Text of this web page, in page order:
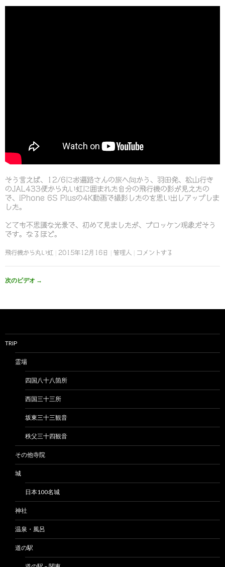
そう言えば、12/6にお遍路さんの旅へ向かう、羽田発、松山行き
のJAL433便から丸い虹に囲まれた自分の飛行機の影が見えたの
で、iPhone 6S Plusの4K動画で撮影したのを思い出しアップしま
した。
とても不思議な光景で、初めて見ましたが、ブロッケン現象だそう
です。なるほど。
飛行機から丸い虹 2015年12月16日 管理人 コメントする
次のビデオ →
TRIP
霊場
四国八十八箇所
西国三十三所
坂東三十三観音
秩父三十四観音
その他寺院
城
日本100名城
神社
温泉・風呂
道の駅